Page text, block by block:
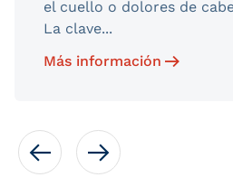
el cuello o dolores de
La clave...
Más información